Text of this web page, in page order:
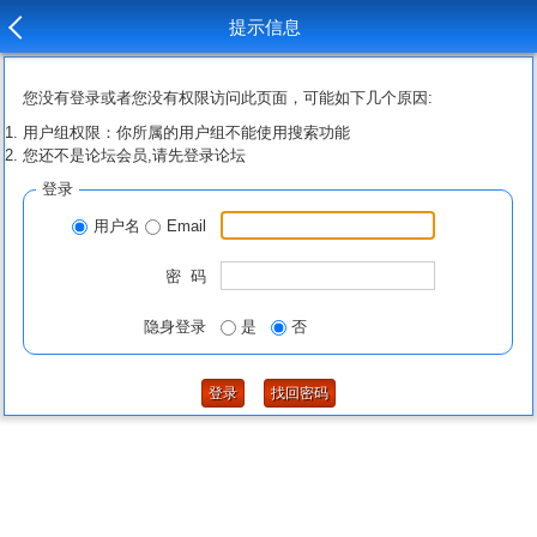
提示信息
您没有登录或者您没有权限访问此页面，可能如下几个原因:
用户组权限：你所属的用户组不能使用搜索功能
您还不是论坛会员,请先登录论坛
登录
用户名 Email
密 码
隐身登录 是 否